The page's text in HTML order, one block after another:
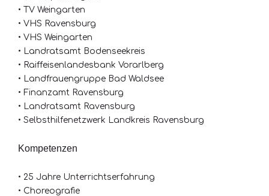
• TV Weingarten
• VHS Ravensburg
• VHS Weingarten
• Landratsamt Bodenseekreis
• Raiffeisenlandesbank Vorarlberg
• Landfrauengruppe Bad Waldsee
• Finanzamt Ravensburg
• Landratsamt Ravensburg
• Selbsthilfenetzwerk Landkreis Ravensburg
Kompetenzen
• 25 Jahre Unterrichtserfahrung
• Choreografie